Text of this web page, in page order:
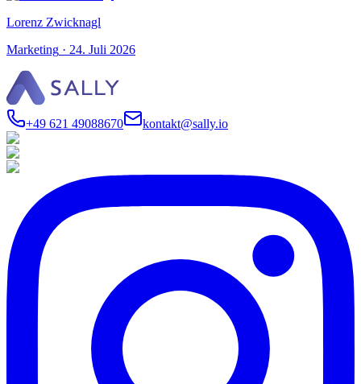
Lorenz Zwicknagl
Marketing · 24. Juli 2026
+49 621 49088670 kontakt@sally.io